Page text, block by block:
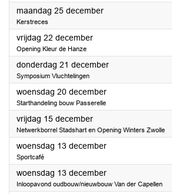
maandag 25 december2023
Kerstreces
vrijdag 22 december2023
Opening Kleur de Hanze
donderdag 21 december2023
Symposium Vluchtelingen
woensdag 20 december2023
Starthandeling bouw Passerelle
vrijdag 15 december2023
Netwerkborrel Stadshart en Opening Winters Zwolle
woensdag 13 december2023
Sportcafé
woensdag 13 december2023
Inloopavond oudbouw/nieuwbouw Van der Capellen